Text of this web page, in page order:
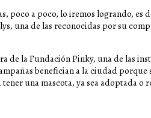
poco a poco, lo iremos logrando, es
una de las reconocidas por su
de la Fundación Pinky, una de las
benefician a la ciudad
una mascota, ya sea adoptada o